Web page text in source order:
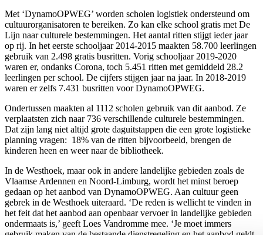
Met ‘DynamoOPWEG’ worden scholen logistiek ondersteund om
cultuurorganisatoren te bereiken. Zo kan elke school gratis met De
Lijn naar culturele bestemmingen. Het aantal ritten stijgt ieder jaar
op rij. In het eerste schooljaar 2014-2015 maakten 58.700 leerlingen
gebruik van 2.498 gratis busritten. Vorig schooljaar 2019-2020
waren er, ondanks Corona, toch 5.451 ritten met gemiddeld 28.2
leerlingen per school. De cijfers stijgen jaar na jaar. In 2018-2019
waren er zelfs 7.431 busritten voor DynamoOPWEG.
Ondertussen maakten al 1112 scholen gebruik van dit aanbod. Ze
verplaatsten zich naar 736 verschillende culturele bestemmingen.
Dat zijn lang niet altijd grote daguitstappen die een grote logistieke
planning vragen: 18% van de ritten bijvoorbeeld, brengen de
kinderen heen en weer naar de bibliotheek.
In de Westhoek, maar ook in andere landelijke gebieden zoals de
Vlaamse Ardennen en Noord-Limburg, wordt het minst beroep
gedaan op het aanbod van DynamoOPWEG. Aan cultuur geen
gebrek in de Westhoek uiteraard. ‘De reden is wellicht te vinden in
het feit dat het aanbod aan openbaar vervoer in landelijke gebieden
ondermaats is,’ geeft Loes Vandromme mee. ‘Je moet immers